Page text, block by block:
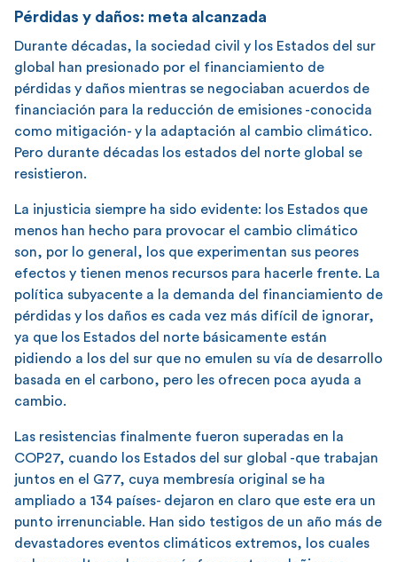
Pérdidas y daños: meta alcanzada
Durante décadas, la sociedad civil y los Estados del sur
global han presionado por el financiamiento de
pérdidas y daños mientras se negociaban acuerdos de
financiación para la reducción de emisiones -conocida
como mitigación- y la adaptación al cambio climático.
Pero durante décadas los estados del norte global se
resistieron.
La injusticia siempre ha sido evidente: los Estados que
menos han hecho para provocar el cambio climático
son, por lo general, los que experimentan sus peores
efectos y tienen menos recursos para hacerle frente. La
política subyacente a la demanda del financiamiento de
pérdidas y los daños es cada vez más difícil de ignorar,
ya que los Estados del norte básicamente están
pidiendo a los del sur que no emulen su vía de desarrollo
basada en el carbono, pero les ofrecen poca ayuda a
cambio.
Las resistencias finalmente fueron superadas en la
COP27, cuando los Estados del sur global -que trabajan
juntos en el G77, cuya membresía original se ha
ampliado a 134 países- dejaron en claro que este era un
punto irrenunciable. Han sido testigos de un año más de
devastadores eventos climáticos extremos, los cuales